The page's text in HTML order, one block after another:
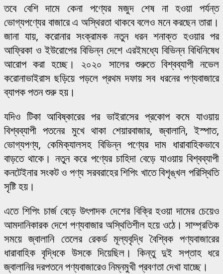
তবে বেশি দামে কেনা পণ্যের মজুদ শেষ না হওয়া পর্যন্ত
ভোগ্যপণ্যের বাজারে এ অস্থিরতা থাকবে বলেও মনে করছেন তারা।
জানা যায়, করোনার সংক্রামক নতুন ধরন শনাক্ত হওয়ার পর
আফ্রিকা ও ইউরোপের বিভিন্ন দেশে এরইমধ্যে বিভিন্ন বিধিনিষেধ
আরোপ করা হচ্ছে। ২০২০ সালের শুরুতে বিশ্বব্যাপী নভেল
করোনাভাইরাস ছড়িয়ে পড়লে প্রথম দফায় সব ধরনের পণ্যবাজারে
ব্যাপক পতন শুরু হয়।
যদিও টিকা আবিষ্কারের পর ভাইরাসের প্রকোপ কমে যাওয়ায়
বিশ্বব্যাপী পতনের মুখে থাকা শেয়ারবাজার, জ্বালানি, ইস্পাত,
ভোগ্যপণ্য, কেমিক্যালসহ বিভিন্ন পণ্যের দাম ধারাবাহিকভাবে
বাড়তে থাকে। নতুন করে পণ্যের চাহিদা বেড়ে যাওয়ায় বিশ্বব্যাপী
কনটেইনার সংকট ও পণ্য সরবরাহের শিপিং খাতে বিশৃঙ্খল পরিস্থিতি
সৃষ্টি হয়।
এতে শিপিং চার্জ বেড়ে উৎপাদক দেশের বিক্রি হওয়া দামের চেয়েও
আমদানিকারক দেশে পণ্যবাজার অস্থিতিশীল হয়ে ওঠে। সাম্প্রতিক
সময়ে জ্বালানি তেলের রেকর্ড মূল্যবৃদ্ধি বৈশ্বিক পণ্যবাজারের
ধারাবাহিক বৃদ্ধিকে উসকে দিয়েছিল। কিন্তু দুই সপ্তাহ ধরে
জ্বালানির দরপতনে পণ্যবাজারেও নিম্নমুখী প্রবণতা দেখা যাচ্ছে।